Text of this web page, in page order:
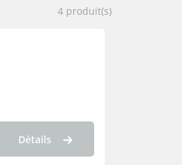
4 produit(s)
Détails